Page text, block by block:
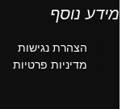
מידע נוסף
הצהרת נגישות
מדיניות פרטיות